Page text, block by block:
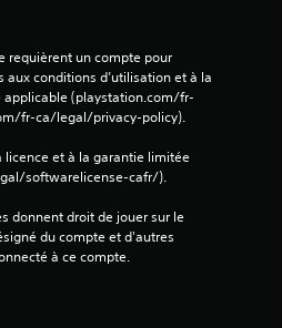
requièrent un compte pour
aux conditions d’utilisation et à la
(playstation.com/fr-
fr-ca/legal/privacy-policy).
licence et à la garantie limitée
softwarelicense-cafr/).
donnent droit de jouer sur le
du compte et d'autres
à ce compte.